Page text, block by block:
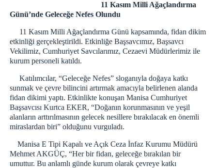
KURUM YÖNETİMİ
BİRİMLERİMİZ
Güvenlik ve Gözetim Servisi
Psiko-Sosyal Servisi
Eğitim ve Öğretim Servisi
Sağlık Servisi
Manevi Rehberlik Servisi
İşyurtları Servisi
Fotokopi
Çamaşırhane
11 Kasım Milli Ağaçlandırma
Günü’nde Geleceğe Nefes Olundu
11 Kasım Milli Ağaçlandırma Günü kapsamında, fidan dikim
etkinliği gerçekleştirildi. Etkinliğe Başsavcımız, Başsavcı
Vekilimiz, Cumhuriyet Savcılarımız, Cezaevi Müdürlerimiz ile
kurum personeli katıldı.
Katılımcılar, “Geleceğe Nefes” sloganıyla doğaya katkı
sunmak ve çevre bilincini artırmak amacıyla belirlenen alanda
fidan dikimi yaptı. Etkinlikte konuşan Manisa Cumhuriyet
Başsavcısı Kurtca EKER, “Doğanın korunmasının ve yeşil
alanların arttırılmasının gelecek nesillere bırakılacak en önemli
miraslardan biri” olduğunu vurguladı.
Manisa E Tipi Kapalı ve Açık Ceza İnfaz Kurumu Müdürü
Mehmet AKGÜÇ, “Her bir fidan, geleceğe bırakılan bir
umuttur. Bu anlamlı günde kurum olarak çevreye katkı